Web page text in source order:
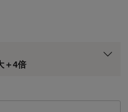
＋4倍
のみ）
プレゼント
ージ倍率適用前の基本ポイント